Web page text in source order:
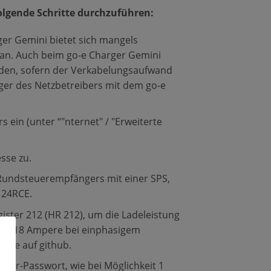
Schritte durchzuführen:
Gemini bietet sich mangels
Auch beim go-e Charger Gemini
sofern der Verkabelungsaufwand
des Netzbetreibers mit dem go-e
ein (unter “"nternet" / "Erweiterte
zu.
mit einer SPS,
212 (HR 212), um die Ladeleistung
18 Ampere bei einphasigem
Sie auf github.
Passwort, wie bei Möglichkeit 1